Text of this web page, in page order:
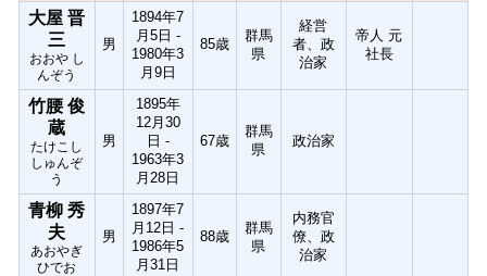
大屋 晋
三
おおや し
んぞう
男
1894年7
月5日 -
1980年3
月9日
85歳
群馬
県
経営
者、政
治家
帝人 元
社長
竹腰 俊
蔵
たけこし
しゅんぞ
う
男
1895年
12月30
日 -
1963年3
月28日
67歳
群馬
県
政治家
青柳 秀
夫
あおやぎ
ひでお
男
1897年7
月12日 -
1986年5
月31日
88歳
群馬
県
内務官
僚、政
治家